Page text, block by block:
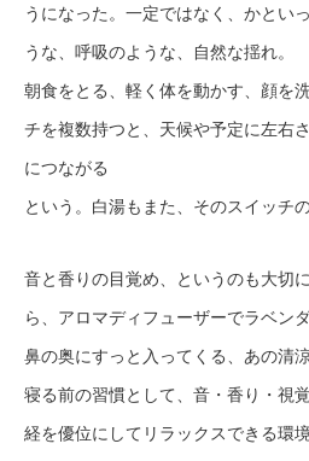
うになった。一定ではなく、かとい
うな、呼吸のような、自然な揺れ。
朝食をとる、軽く体を動かす、顔
チを複数持つと、天候や予定に左右
につながる
という。白湯もまた、そのスイッチ
音と香りの目覚め、というのも大切
ら、アロマディフューザーでラベン
鼻の奥にすっと入ってくる、あの清涼
寝る前の習慣として、音・香り・視
経を優位にしてリラックスできる環